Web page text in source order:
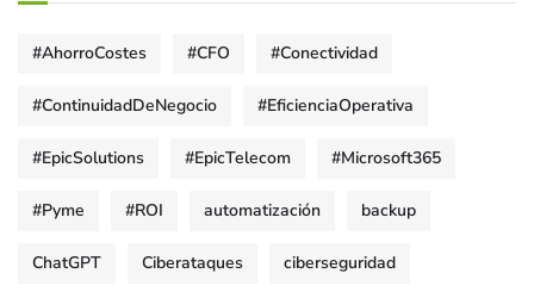
#AhorroCostes #CFO #Conectividad
#ContinuidadDeNegocio #EficienciaOperativa
#EpicSolutions #EpicTelecom #Microsoft365
#Pyme #ROI automatización backup
ChatGPT Ciberataques ciberseguridad